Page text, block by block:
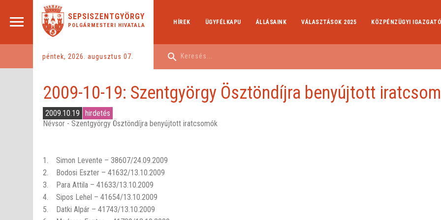
SEPSISZENTGYÖRGY
POLGÁRMESTERI HIVATALA
péntek, 2026. augusztus 07.
HÍREK ÜGYFÉLKAPU ÁLLÁSAINK VÁLASZTÁSOK 2025 KÖZPÉNZÜGYI
2009-10-19: Szentgyörgy Ösztöndíjra benyújtott
2009.10.19
hirdetés
Névsor - Szentgyörgy Ösztöndíjra benyújtott iratcsomók
1. Simon Levente – 38607/24.09.2009
2. Bodosi Eszter – 41632/13.10.2009
3. Para Attila – 41633/13.10.2009
4. Sipos Lehel – 41654/13.10.2009
5. Datki Alpár – 41743/13.10.2009